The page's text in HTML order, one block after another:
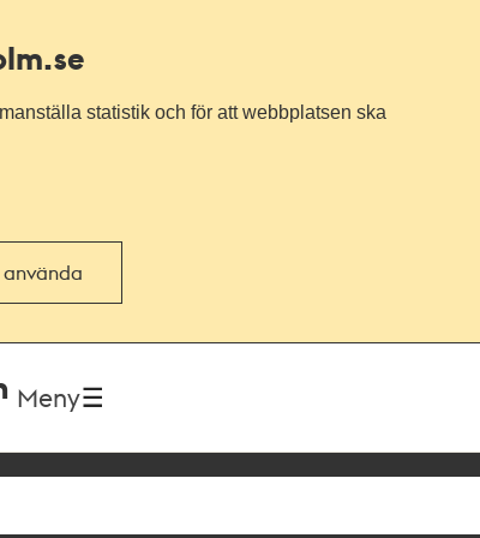
statistik och för att webbplatsen ska
Meny